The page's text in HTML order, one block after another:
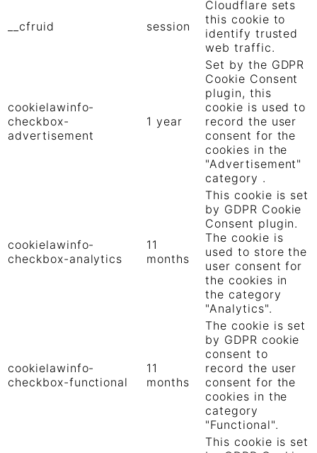
__cfruid session
Cloudflare sets
this cookie to
identify trusted
web traffic.
cookielawinfo-
checkbox-
advertisement
1 year
Set by the GDPR
Cookie Consent
plugin, this
cookie is used to
record the user
consent for the
cookies in the
"Advertisement"
category .
cookielawinfo-
checkbox-analytics
11
months
This cookie is set
by GDPR Cookie
Consent plugin.
The cookie is
used to store the
user consent for
the cookies in
the category
"Analytics".
cookielawinfo-
checkbox-functional
11
months
The cookie is set
by GDPR cookie
consent to
record the user
consent for the
cookies in the
category
"Functional".
This cookie is set